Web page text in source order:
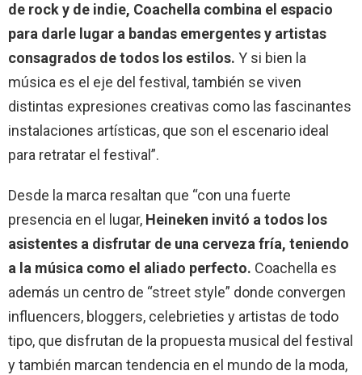
de rock y de indie, Coachella combina el espacio
para darle lugar a bandas emergentes y artistas
consagrados de todos los estilos. Y si bien la
música es el eje del festival, también se viven
distintas expresiones creativas como las fascinantes
instalaciones artísticas, que son el escenario ideal
para retratar el festival”.
Desde la marca resaltan que “con una fuerte
presencia en el lugar, Heineken invitó a todos los
asistentes a disfrutar de una cerveza fría, teniendo
a la música como el aliado perfecto. Coachella es
además un centro de “street style” donde convergen
influencers, bloggers, celebrieties y artistas de todo
tipo, que disfrutan de la propuesta musical del festival
y también marcan tendencia en el mundo de la moda,